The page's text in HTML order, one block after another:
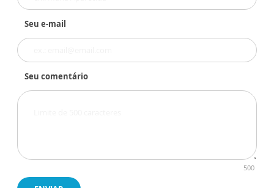
Seu e-mail
Seu comentário
500